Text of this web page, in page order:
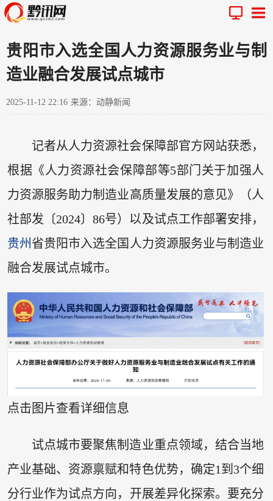
贵阳市入选全国人力资源服务业与制
造业融合发展试点城市
2025-11-12 22:16 来源：动静新闻
记者从人力资源社会保障部官方网站获悉，
根据《人力资源社会保障部等5部门关于加强人
力资源服务助力制造业高质量发展的意见》（人
社部发〔2024〕86号）以及试点工作部署安排，
贵州 省贵阳市入选全国人力资源服务业与制造业
融合发展试点城市。
点击图片查看详细信息
试点城市要聚焦制造业重点领域，结合当地
产业基础、资源禀赋和特色优势，确定1到3个细
分行业作为试点方向，开展差异化探索。要充分